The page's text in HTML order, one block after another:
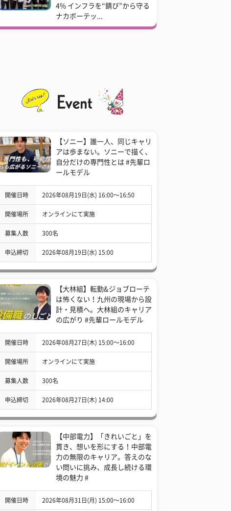
4% インフラを“錆び”から守る
ナカボーテッ...
【ソニー】誰一人、同じキャリ
アは歩まない。ソニーで描く、
自分だけの専門性とは #先輩ロ
ールモデル
開催日時 2026年08月19日(水) 16:00〜16:50
開催場所 オンラインにて実施
募集人数 300名
申込締切 2026年08月19日(水) 15:00
【大林組】転勤&ジョブローテ
は怖くない！九州の現場から設
計・見積へ。大林組のキャリア
の広がり #先輩ロールモデル
開催日時 2026年08月27日(木) 15:00〜16:00
開催場所 オンラインにて実施
募集人数 300名
申込締切 2026年08月27日(木) 14:00
【中部電力】「きれいごと」を
貫き、想いを形にする！中部電
力の無限のキャリア。答えのな
い問いに挑み、成長し続ける環
境の魅力 #
開催日時 2026年08月31日(月) 15:00〜16:00